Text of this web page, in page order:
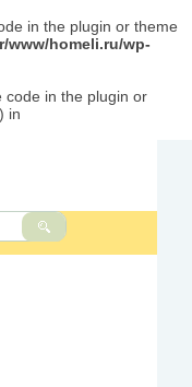
in the plugin or theme
www/homeli.ru/wp-
code in the plugin or
in